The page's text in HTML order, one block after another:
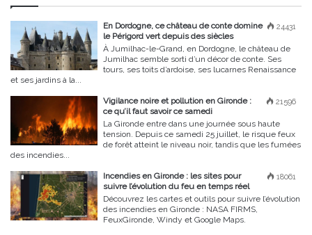
24431
En Dordogne, ce château de conte domine
le Périgord vert depuis des siècles
À Jumilhac-le-Grand, en Dordogne, le château de
Jumilhac semble sorti d’un décor de conte. Ses
tours, ses toits d’ardoise, ses lucarnes Renaissance
et ses jardins à la...
21596
Vigilance noire et pollution en Gironde :
ce qu’il faut savoir ce samedi
La Gironde entre dans une journée sous haute
tension. Depuis ce samedi 25 juillet, le risque feux
de forêt atteint le niveau noir, tandis que les fumées
des incendies...
18061
Incendies en Gironde : les sites pour
suivre l’évolution du feu en temps réel
Découvrez les cartes et outils pour suivre l’évolution
des incendies en Gironde : NASA FIRMS,
FeuxGironde, Windy et Google Maps.